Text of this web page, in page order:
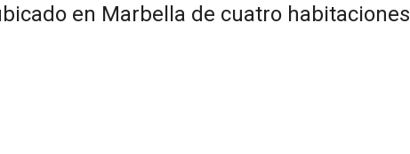
en Marbella de cuatro habitaciones